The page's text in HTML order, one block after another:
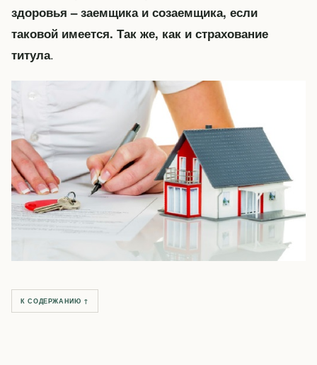
здоровья – заемщика и созаемщика, если
таковой имеется. Так же, как и страхование
титула.
К СОДЕРЖАНИЮ ↑